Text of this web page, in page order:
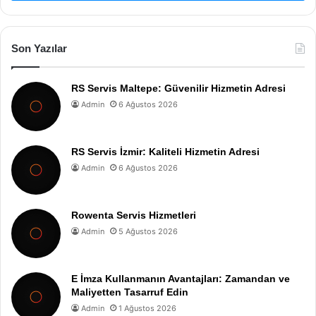
Son Yazılar
RS Servis Maltepe: Güvenilir Hizmetin Adresi
Admin 6 Ağustos 2026
RS Servis İzmir: Kaliteli Hizmetin Adresi
Admin 6 Ağustos 2026
Rowenta Servis Hizmetleri
Admin 5 Ağustos 2026
E İmza Kullanmanın Avantajları: Zamandan ve
Maliyetten Tasarruf Edin
Admin 1 Ağustos 2026